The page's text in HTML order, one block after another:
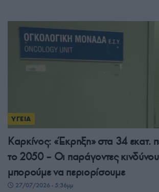
ΥΓΕΙΑ
Καρκίνος: «Έκρηξη» στα 34 εκατ.
το 2050 – Οι παράγοντες
μπορούμε να περιορίσουμε
27/07/2026 - 5:36μμ